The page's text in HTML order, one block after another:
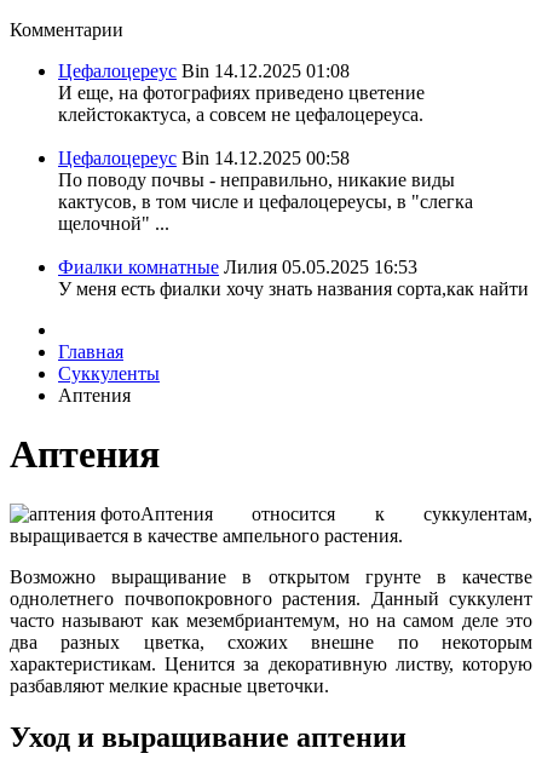
Комментарии
Цефалоцереус Bin 14.12.2025 01:08
И еще, на фотографиях приведено цветение
клейстокактуса, а совсем не цефалоцереуса.
Цефалоцереус Bin 14.12.2025 00:58
По поводу почвы - неправильно, никакие виды
кактусов, в том числе и цефалоцереусы, в "слегка
щелочной" ...
Фиалки комнатные Лилия 05.05.2025 16:53
У меня есть фиалки хочу знать названия сорта,как найти
Главная
Суккуленты
Аптения
Аптения
Аптения относится к суккулентам,
выращивается в качестве ампельного растения.
Возможно выращивание в открытом грунте в качестве
однолетнего почвопокровного растения. Данный суккулент
часто называют как мезембриантемум, но на самом деле это
два разных цветка, схожих внешне по некоторым
характеристикам. Ценится за декоративную листву, которую
разбавляют мелкие красные цветочки.
Уход и выращивание аптении